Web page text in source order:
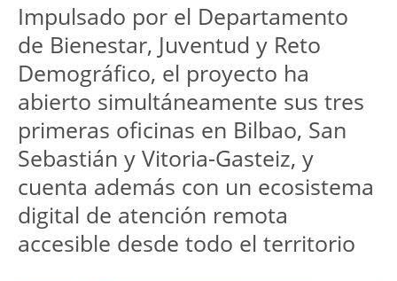
Impulsado por el Departamento
de Bienestar, Juventud y Reto
Demográfico, el proyecto ha
abierto simultáneamente sus tres
primeras oficinas en Bilbao, San
Sebastián y Vitoria-Gasteiz, y
cuenta además con un ecosistema
digital de atención remota